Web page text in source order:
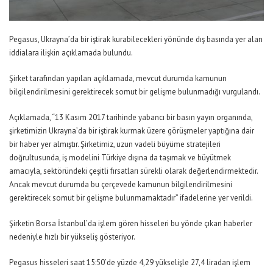
Pegasus, Ukrayna’da bir iştirak kurabilecekleri yönünde dış basında yer alan
iddialara ilişkin açıklamada bulundu.
Şirket tarafından yapılan açıklamada, mevcut durumda kamunun
bilgilendirilmesini gerektirecek somut bir gelişme bulunmadığı vurgulandı.
Açıklamada, “13 Kasım 2017 tarihinde yabancı bir basın yayın organında,
şirketimizin Ukrayna’da bir iştirak kurmak üzere görüşmeler yaptığına dair
bir haber yer almıştır. Şirketimiz, uzun vadeli büyüme stratejileri
doğrultusunda, iş modelini Türkiye dışına da taşımak ve büyütmek
amacıyla, sektöründeki çeşitli fırsatları sürekli olarak değerlendirmektedir.
Ancak mevcut durumda bu çerçevede kamunun bilgilendirilmesini
gerektirecek somut bir gelişme bulunmamaktadır” ifadelerine yer verildi.
Şirketin Borsa İstanbul’da işlem gören hisseleri bu yönde çıkan haberler
nedeniyle hızlı bir yükseliş gösteriyor.
Pegasus hisseleri saat 15:50’de yüzde 4,29 yükselişle 27,4 liradan işlem